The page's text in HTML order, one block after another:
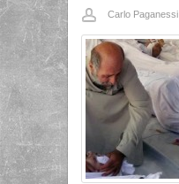
Carlo Paganessi